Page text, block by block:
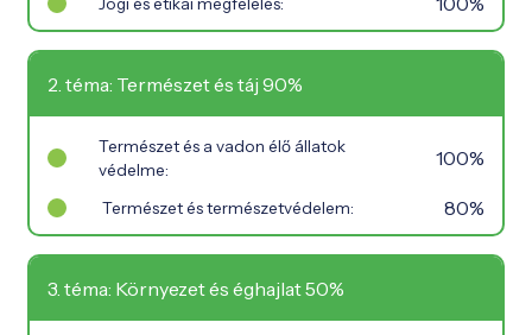
2. téma: Természet és táj 90%
Természet és a vadon élő állatok
védelme:
100%
Természet és természetvédelem: 80%
3. téma: Környezet és éghajlat 50%